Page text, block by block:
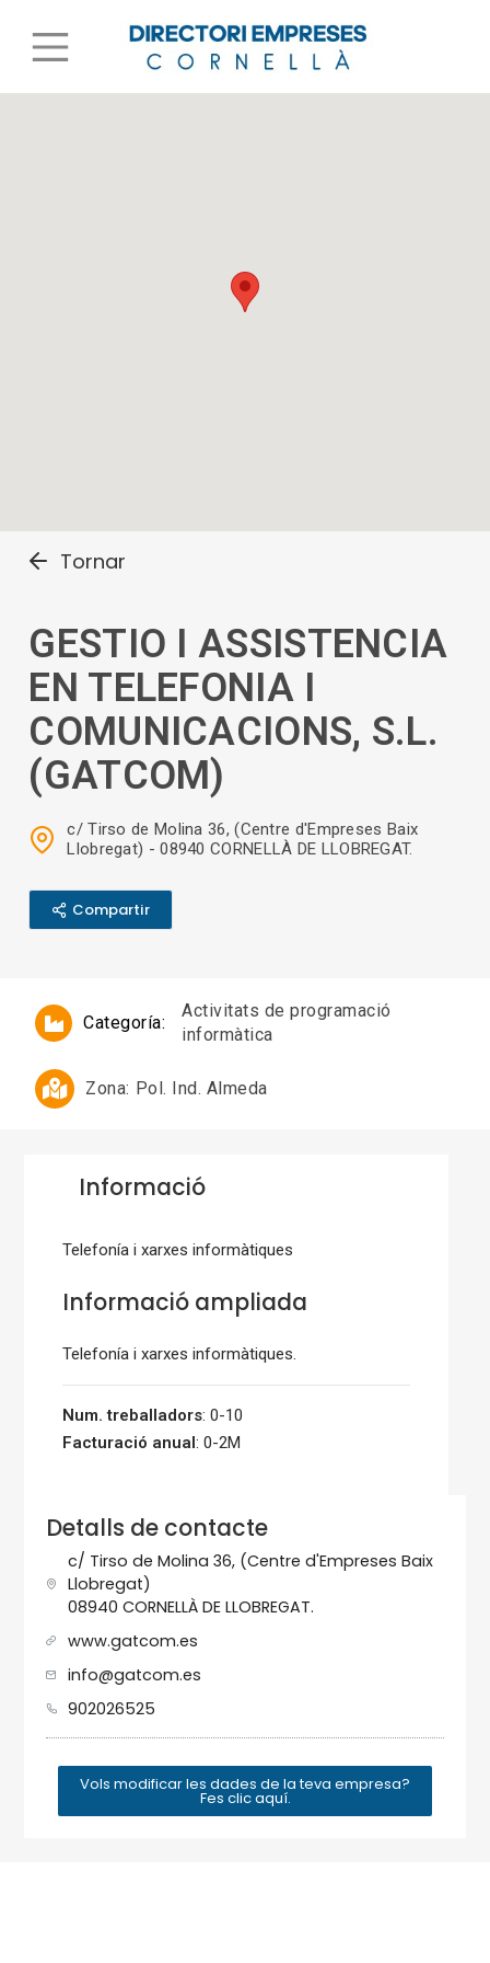
Tornar
GESTIO I ASSISTENCIA
EN TELEFONIA I
COMUNICACIONS, S.L.
(GATCOM)
c/ Tirso de Molina 36, (Centre d'Empreses Baix
Llobregat) - 08940 CORNELLÀ DE LLOBREGAT.
Compartir
Categoría:
Activitats de programació
informàtica
Zona: Pol. Ind. Almeda
Informació
Telefonía i xarxes informàtiques
Informació ampliada
Telefonía i xarxes informàtiques.
Num. treballadors: 0-10
Facturació anual: 0-2M
Detalls de contacte
c/ Tirso de Molina 36, (Centre d'Empreses Baix
Llobregat)
08940 CORNELLÀ DE LLOBREGAT.
www.gatcom.es
info@gatcom.es
902026525
Vols modificar les dades de la teva empresa?
Fes clic aquí.